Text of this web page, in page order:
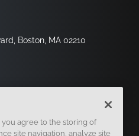
Boston, MA 02210
you agree to the storing of
site navigation, analyze site